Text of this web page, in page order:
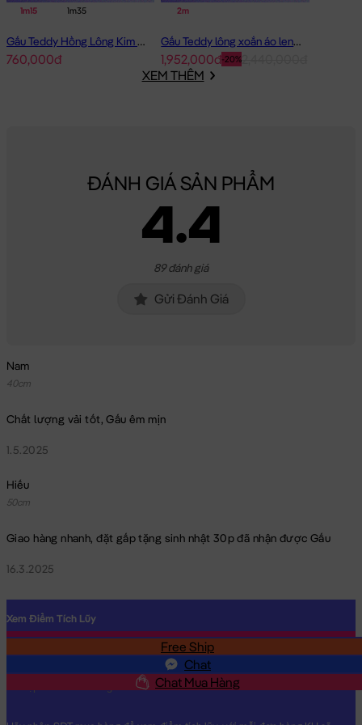
1m15 1m35
Gấu Teddy Hồng Lông Kim Chồn Đeo Nơ Hồng Pink Girl
760,000đ
2m
Gấu Teddy lông xoắn áo len Choco 2m - Hàng Nhập
-20%
1,952,000đ
XEM THÊM
ĐÁNH GIÁ SẢN PHẨM
4.4
89 đánh giá
Gửi Đánh Giá
Nam
40cm
Chất lượng vải tốt, Gấu êm mịn
1.5.2025
Hiếu
50cm
Giao hàng nhanh, đặt gấp tặng sinh nhật 30p đã nhận được Gấu
16.3.2025
Free Ship
Chat
Chat Mua Hàng
Xem Điểm Tích Lũy